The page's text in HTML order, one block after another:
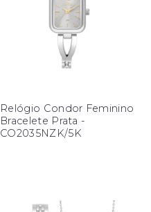
Relógio Condor Feminino
Bracelete Prata -
CO2035NZK/5K